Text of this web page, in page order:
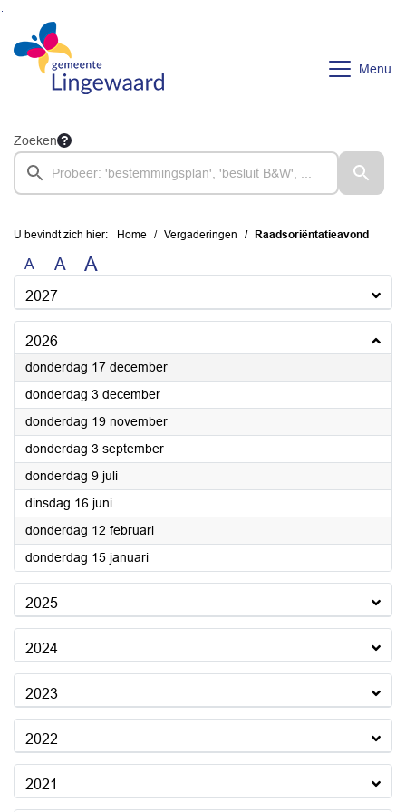
Ga naar de inhoud van deze pagina
Ga naar het zoeken
Ga naar het menu
Menu
Zoeken
U bevindt zich hier: Home Vergaderingen Raadsoriëntatieavond
A A A
2027
2026
donderdag 17 december2026
donderdag 3 december2026
donderdag 19 november2026
donderdag 3 september2026
donderdag 9 juli2026
dinsdag 16 juni2026
donderdag 12 februari2026
donderdag 15 januari2026
2025
2024
2023
2022
2021